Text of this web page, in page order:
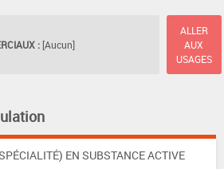
: [Aucun]
ALLER
AUX
USAGES
EN SUBSTANCE ACTIVE